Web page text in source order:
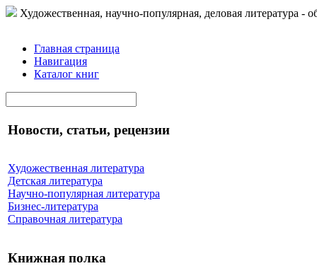
Художественная, научно-популярная, деловая литература -
Главная страница
Навигация
Каталог книг
Новости, статьи, рецензии
Художественная литература
Детская литература
Научно-популярная литература
Бизнес-литература
Справочная литература
Книжная полка